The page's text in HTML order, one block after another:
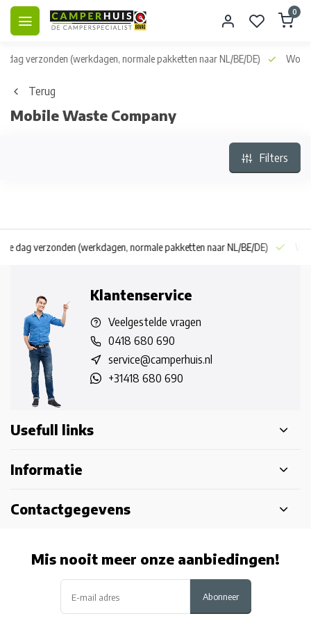
0
verzonden(werkdagen, normale pakketten naar NL/BE/DE) World
Terug
Mobile Waste Company
Filters
verzonden(werkdagen, normale pakketten naar NL/BE/DE) World
Klantenservice
Veelgestelde vragen
0418 680 690
service@camperhuis.nl
+31418 680 690
Usefull links
Informatie
Contactgegevens
Mis nooit meer onze aanbiedingen!
Abonneer